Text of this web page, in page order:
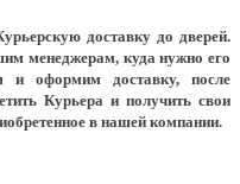
доставку до дверей.
менеджерам, куда нужно его
и оформим доставку, после
Курьера и получить свои
в нашей компании.